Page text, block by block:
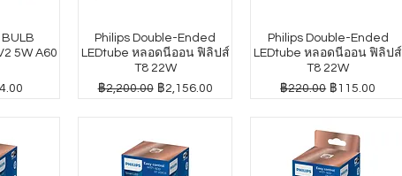
5W A60
าขายลด
Philips Double-Ended
LEDtube หลอดนีออน ฟิลิปส์
T8 22W
ราคาปกติ
฿2,200.00 ราคาขายลด
฿2,156.00
Philips Double-Ended
LEDtube หลอดนีออน ฟิลิปส์
T8 22W
ราคาปกติ
฿220.00 ราคาขายลด
฿115.00